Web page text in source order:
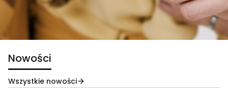
Nowości
Wszystkie nowości